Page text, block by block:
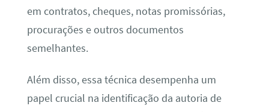
em contratos, cheques, notas promissórias,
procurações e outros documentos
semelhantes.
Além disso, essa técnica desempenha um
papel crucial na identificação da autoria de